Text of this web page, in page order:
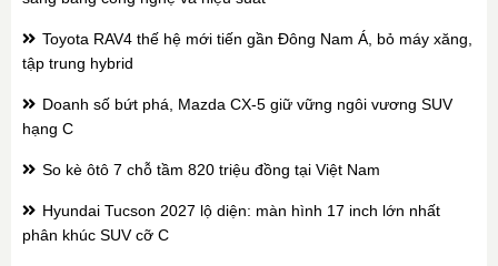
Toyota RAV4 thế hệ mới tiến gần Đông Nam Á, bỏ máy xăng,
tập trung hybrid
Doanh số bứt phá, Mazda CX-5 giữ vững ngôi vương SUV
hạng C
So kè ôtô 7 chỗ tầm 820 triệu đồng tại Việt Nam
Hyundai Tucson 2027 lộ diện: màn hình 17 inch lớn nhất
phân khúc SUV cỡ C